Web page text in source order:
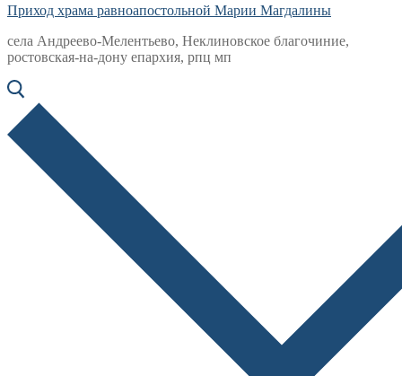
Приход храма равноапостольной Марии Магдалины
села Андреево-Мелентьево, Неклиновское благочиние,
ростовская-на-дону епархия, рпц мп